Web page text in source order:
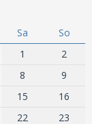
Sa
So
1
2
8
9
15
16
22
23